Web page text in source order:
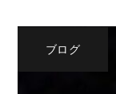
ブログ